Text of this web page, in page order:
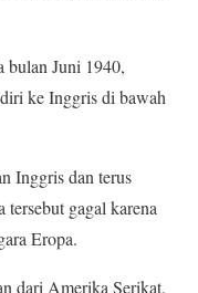
bulan Juni 1940,
ke Inggris di bawah
Inggris dan terus
gagal karena
Eropa.
dari Amerika Serikat.